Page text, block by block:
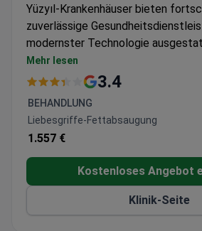
Yüzyıl-Krankenhäuser bieten
zuverlässige
modernster Technologie
verfügt über 5 Operationssäle,
Intensivstationen und 44
Laparoskopische Chirurgie
Ästhetische Plastische und
Chirurgie
Mehr lesen
3.4
BEHANDLUNG
Liebesgriffe-Fettabsaugung
1.557 €
Kostenloses Angebot
Klinik-Seite